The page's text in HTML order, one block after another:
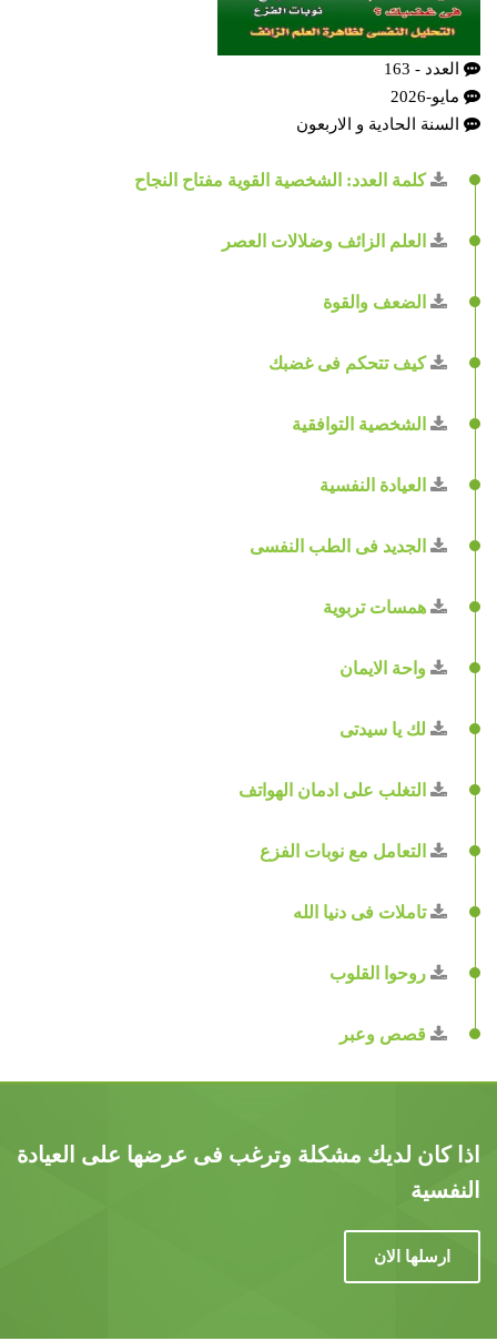
العدد - 163
مايو-2026
السنة الحادية و الاربعون
كلمة العدد: الشخصية القوية مفتاح النجاح
العلم الزائف وضلالات العصر
الضعف والقوة
كيف تتحكم فى غضبك
الشخصية التوافقية
العيادة النفسية
الجديد فى الطب النفسى
همسات تربوية
واحة الايمان
لك يا سيدتى
التغلب على ادمان الهواتف
التعامل مع نوبات الفزع
تاملات فى دنيا الله
روحوا القلوب
قصص وعبر
اذا كان لديك مشكلة وترغب فى عرضها على العيادة
النفسية
ارسلها الان